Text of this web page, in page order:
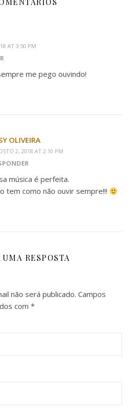
AT 3:50 PM
me pego ouvindo!
OLIVEIRA
2, 2018 AT 2:10 PM
música é perfeita.
tem como não ouvir sempre!!!
RESPOSTA
não será publicado. Campos
com *